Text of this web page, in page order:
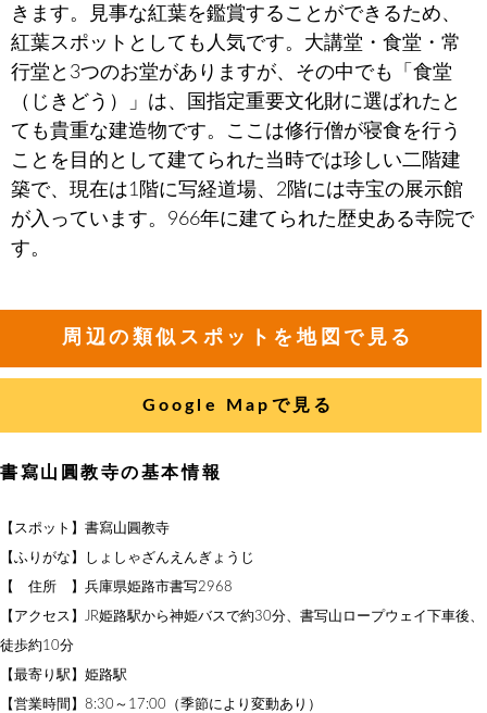
きます。見事な紅葉を鑑賞することができるため、
紅葉スポットとしても人気です。大講堂・食堂・常
行堂と3つのお堂がありますが、その中でも「食堂
（じきどう）」は、国指定重要文化財に選ばれたと
ても貴重な建造物です。ここは修行僧が寝食を行う
ことを目的として建てられた当時では珍しい二階建
築で、現在は1階に写経道場、2階には寺宝の展示館
が入っています。966年に建てられた歴史ある寺院で
す。
周辺の類似スポットを地図で見る
Google Mapで見る
書寫山圓教寺の基本情報
【スポット】書寫山圓教寺
【ふりがな】しょしゃざんえんぎょうじ
【 住所 】兵庫県姫路市書写2968
【アクセス】JR姫路駅から神姫バスで約30分、書写山ロープウェイ下車後、
徒歩約10分
【最寄り駅】姫路駅
【営業時間】8:30～17:00（季節により変動あり）